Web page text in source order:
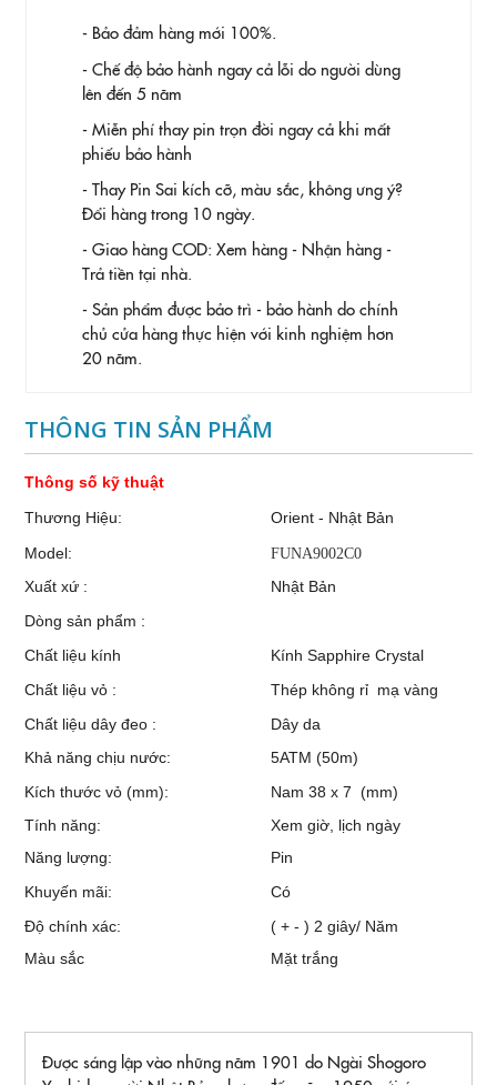
- Bảo đảm hàng mới 100%.
- Chế độ bảo hành ngay cả lỗi do người dùng
lên đến 5 năm
- Miễn phí thay pin trọn đời ngay cả khi mất
phiếu bảo hành
- Thay Pin Sai kích cỡ, màu sắc, không ưng ý?
Đổi hàng trong 10 ngày.
- Giao hàng COD: Xem hàng - Nhận hàng -
Trả tiền tại nhà.
- Sản phẩm được bảo trì - bảo hành do chính
chủ cửa hàng thực hiện với kinh nghiệm hơn
20 năm.
THÔNG TIN SẢN PHẨM
Thông số kỹ thuật
Thương Hiệu:
Orient - Nhật Bản
Model:
FUNA9002C0
Xuất xứ :
Nhật Bản
Dòng sản phẩm :
Chất liệu kính
Kính Sapphire Crystal
Chất liệu vỏ :
Thép không rỉ mạ vàng
Chất liệu dây đeo :
Dây da
Khả năng chịu nước:
5ATM (50m)
Kích thước vỏ (mm):
Nam 38 x 7 (mm)
Tính năng:
Xem giờ, lịch ngày
Năng lượng:
Pin
Khuyến mãi:
Có
Độ chính xác:
( + - ) 2 giây/ Năm
Màu sắc
Mặt trắng
Được sáng lập vào những năm 1901 do Ngài Shogoro